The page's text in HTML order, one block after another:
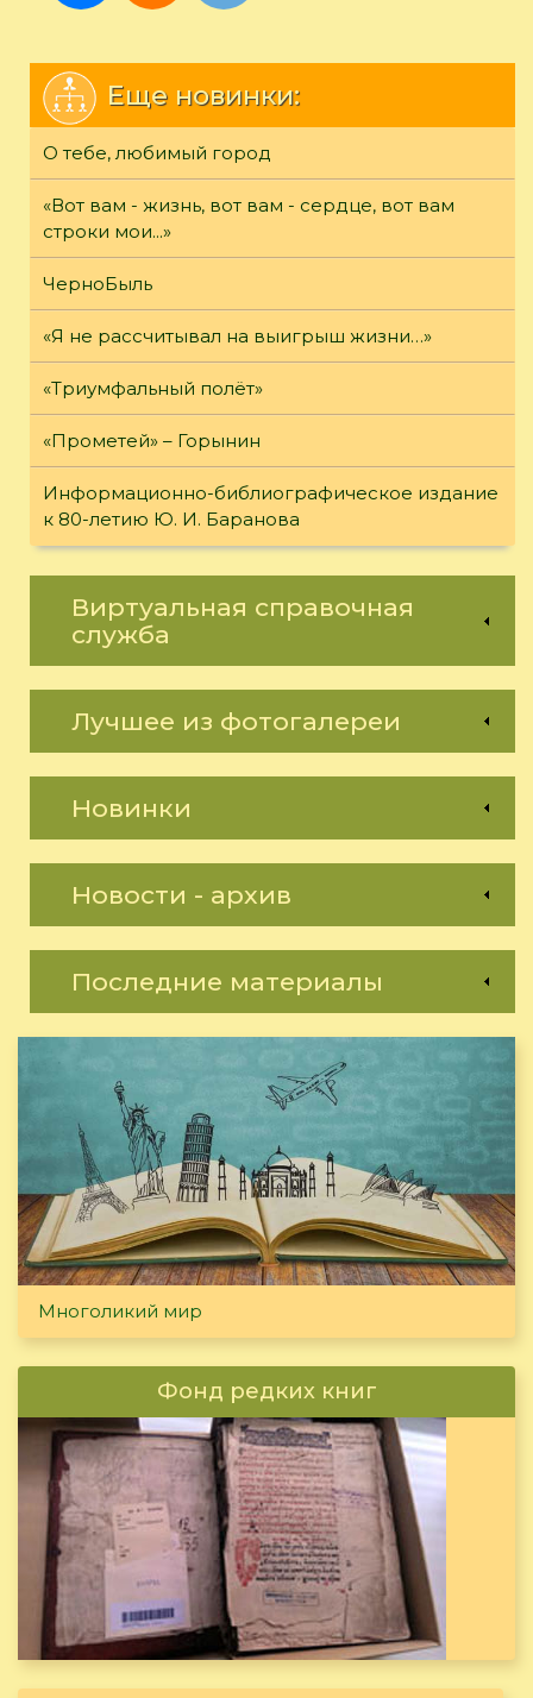
Еще новинки:
О тебе, любимый город
«Вот вам - жизнь, вот вам - сердце, вот вам
строки мои...»
ЧерноБыль
«Я не рассчитывал на выигрыш жизни…»
«Триумфальный полёт»
«Прометей» – Горынин
Информационно-библиографическое издание
к 80-летию Ю. И. Баранова
Виртуальная справочная
служба
Лучшее из фотогалереи
Новинки
Новости - архив
Последние материалы
Многоликий мир
Фонд редких книг